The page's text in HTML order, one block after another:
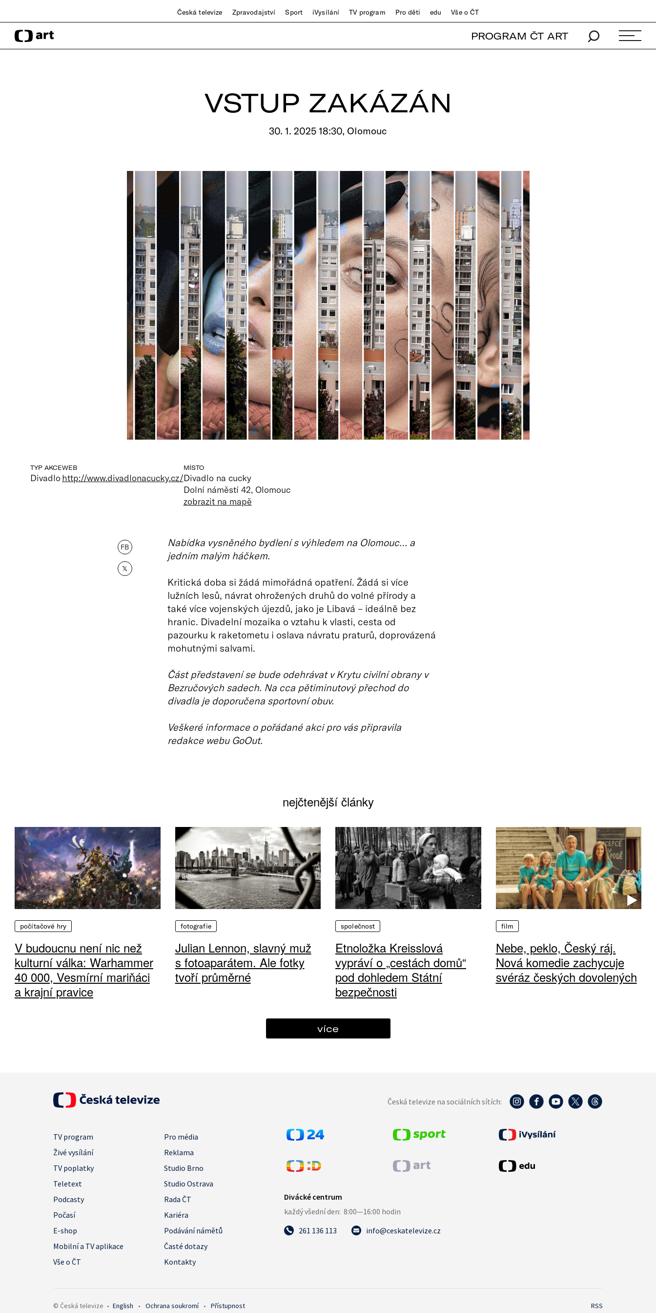
Česká televize Zpravodajství Sport iVysílání TV program Pro děti edu Vše o ČT
PROGRAM ČT ART
VSTUP ZAKÁZÁN
30. 1. 2025 18:30, Olomouc
TYP AKCE
Divadlo
WEB
http://www.divadlonacucky.cz/
MÍSTO
Divadlo na cucky
Dolní náměstí 42, Olomouc
zobrazit na mapě
FB
𝕏
Nabídka vysněného bydlení s výhledem na Olomouc… a
jedním malým háčkem.
Kritická doba si žádá mimořádná opatření. Žádá si více
lužních lesů, návrat ohrožených druhů do volné přírody a
také více vojenských újezdů, jako je Libavá – ideálně bez
hranic. Divadelní mozaika o vztahu k vlasti, cesta od
pazourku k raketometu i oslava návratu praturů, doprovázená
mohutnými salvami.
Část představení se bude odehrávat v Krytu civilní obrany v
Bezručových sadech. Na cca pětiminutový přechod do
divadla je doporučena sportovní obuv.
Veškeré informace o pořádané akci pro vás připravila
redakce webu GoOut.
nejčtenější články
počítačové hry
V budoucnu není nic než
kulturní válka: Warhammer
40 000, Vesmírní mariňáci
a krajní pravice
fotografie
Julian Lennon, slavný muž
s fotoaparátem. Ale fotky
tvoří průměrné
společnost
Etnoložka Kreisslová
vypráví o „cestách domů“
pod dohledem Státní
bezpečnosti
film
Nebe, peklo, Český ráj.
Nová komedie zachycuje
svéráz českých dovolených
více
Česká televize na sociálních sítích:
TV program
Pro média
Živé vysílání
Reklama
TV poplatky
Studio Brno
Teletext
Studio Ostrava
Podcasty
Rada ČT
Počasí
Kariéra
E-shop
Podávání námětů
Mobilní a TV aplikace
Časté dotazy
Vše o ČT
Kontakty
261 136 113 info@ceskatelevize.cz
© Česká televize • English • Ochrana soukromí • Přístupnost RSS